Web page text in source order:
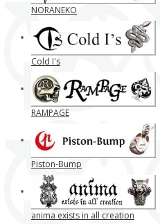
NORANEKO
Cold I's
RAMPAGE
Piston-Bump
anima exists in all creation